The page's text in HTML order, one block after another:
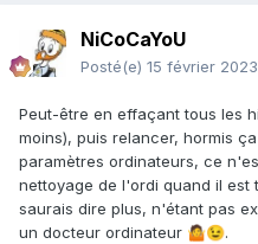
NiCoCaYoU
Posté(e) 15 février 2023
Peut-être en effaçant tous les
moins), puis relancer, hormis
paramètres ordinateurs, ce
nettoyage de l'ordi quand il est
saurais dire plus, n'étant pas
un docteur ordinateur 🤷😉.